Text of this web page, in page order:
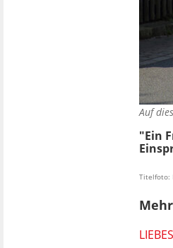
Auf
"Ein
Titelfoto: